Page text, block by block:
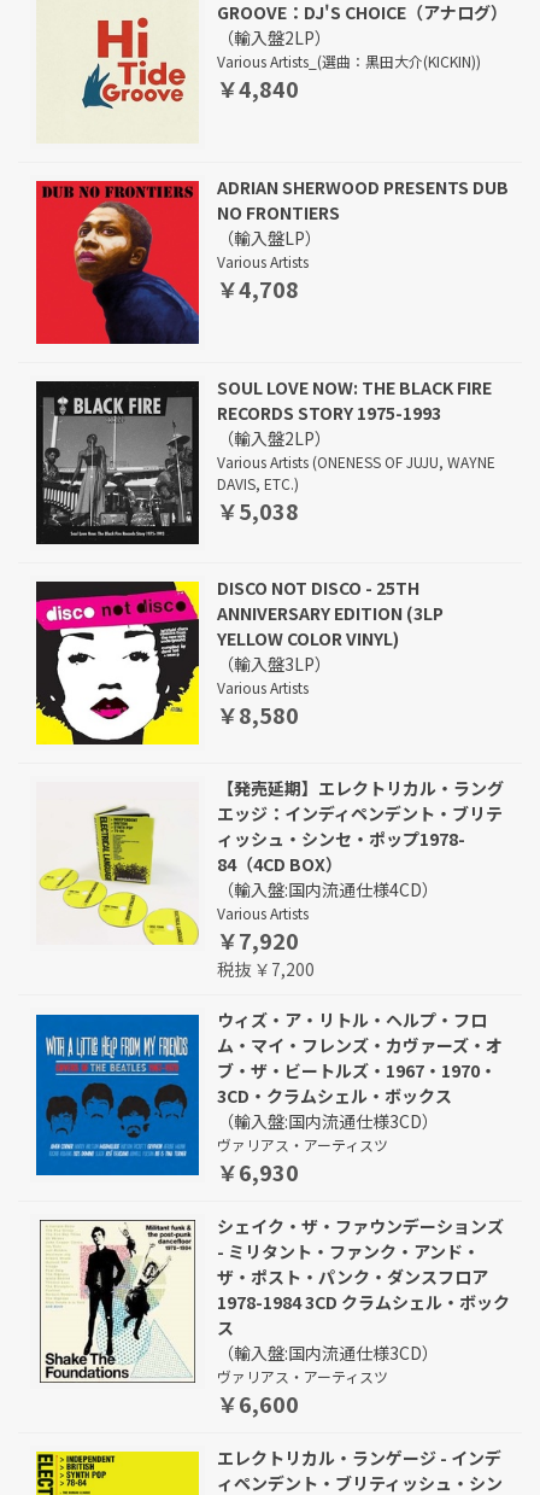
GROOVE：DJ'S CHOICE（アナログ）
（輸入盤2LP）
Various Artists_(選曲：黒田大介(KICKIN))
￥4,840
ADRIAN SHERWOOD PRESENTS DUB
NO FRONTIERS
（輸入盤LP）
Various Artists
￥4,708
SOUL LOVE NOW: THE BLACK FIRE
RECORDS STORY 1975-1993
（輸入盤2LP）
Various Artists (ONENESS OF JUJU, WAYNE
DAVIS, ETC.)
￥5,038
DISCO NOT DISCO - 25TH
ANNIVERSARY EDITION (3LP
YELLOW COLOR VINYL)
（輸入盤3LP）
Various Artists
￥8,580
【発売延期】エレクトリカル・ラング
エッジ：インディペンデント・ブリテ
ィッシュ・シンセ・ポップ1978-
84（4CD BOX）
（輸入盤:国内流通仕様4CD）
Various Artists
￥7,920
税抜 ￥7,200
ウィズ・ア・リトル・ヘルプ・フロ
ム・マイ・フレンズ・カヴァーズ・オ
ブ・ザ・ビートルズ・1967・1970・
3CD・クラムシェル・ボックス
（輸入盤:国内流通仕様3CD）
ヴァリアス・アーティスツ
￥6,930
シェイク・ザ・ファウンデーションズ
- ミリタント・ファンク・アンド・
ザ・ポスト・パンク・ダンスフロア
1978-1984 3CD クラムシェル・ボック
ス
（輸入盤:国内流通仕様3CD）
ヴァリアス・アーティスツ
￥6,600
エレクトリカル・ランゲージ - インデ
ィペンデント・ブリティッシュ・シン